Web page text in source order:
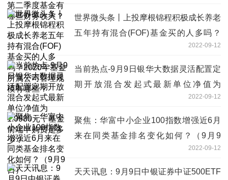
世界微头条丨上投摩根锦程积极成长养老
五年持有混合(FOF)基金买的人多吗？
2020年基金所属公司管理规模有哪些？
2022-09-12
当前热点-9月9日银华大数据灵活配置定
期开放混合发起式最新单位净值为
1.0980元，基金前端申购费是多少？2022-09-12
聚焦：华富中小企业100指数增强近6月
来在同类基金排名变化如何？（9月9
2022-09-12
天天讯息：9月9日中银证券中证500ETF